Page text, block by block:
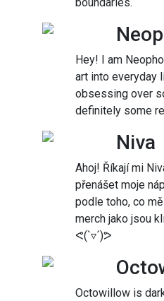
Hey! I am
art into everyday
obsessing over
definitely some
Niva
Ahoj! Říkají mi
přenášet moje
podle toho, co
merch jako jsou
ᕙ(`▿´)ᕗ
Octowillow is